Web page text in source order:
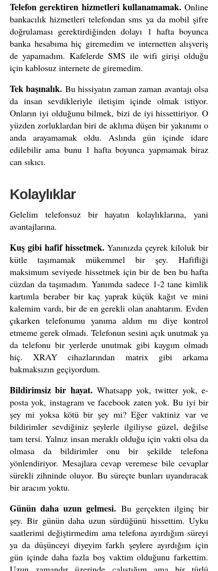
Telefon gerektiren hizmetleri kullanamamak. Online
bankacılık hizmetleri telefondan sms ya da mobil şifre
doğrulaması gerektirdiğinden dolayı 1 hafta boyunca
banka hesabıma hiç giremedim ve internetten alışveriş
de yapamadım. Kafelerde SMS ile wifi girişi olduğu
için kablosuz internete de giremedim.
Tek başınalık. Bu hissiyatın zaman zaman avantajı olsa
da insan sevdikleriyle iletişim içinde olmak istiyor.
Onların iyi olduğunu bilmek, bizi de iyi hissettiriyor. O
yüzden zorluklardan biri de aklıma düşen bir yakınımı o
anda arayamamak oldu. Aslında gün içinde idare
edilebilir ama bunu 1 hafta boyunca yapmamak biraz
can sıkıcı.
Kolaylıklar
Gelelim telefonsuz bir hayatın kolaylıklarına, yani
avantajlarına.
Kuş gibi hafif hissetmek. Yanınızda çeyrek kiloluk bir
kütle taşımamak mükemmel bir şey. Hafifliği
maksimum seviyede hissetmek için bir de ben bu hafta
cüzdan da taşımadım. Yanımda sadece 1-2 tane kimlik
kartımla beraber bir kaç yaprak küçük kağıt ve mini
kalemim vardı, bir de en gerekli olan anahtarım. Evden
çıkarken telefonumu yanıma aldım mı diye kontrol
etmeme gerek olmadı. Telefonun sesini açık unutmak ya
da telefonu bir yerlerde unutmak gibi kaygım olmadı
hiç. XRAY cihazlarından matrix gibi arkama
bakmaksızın geçiyordum.
Bildirimsiz bir hayat.Whatsapp yok, twitter yok, e-
posta yok, instagram ve facebook zaten yok. Bu iyi bir
şey mi yoksa kötü bir şey mi? Eğer vaktiniz var ve
bildirimler sevdiğiniz şeylerle ilgiliyse güzel, değilse
tam tersi. Yalnız insan meraklı olduğu için vakti olsa da
olmasa da bildirimler onu bir şekilde telefona
yönlendiriyor. Mesajlara cevap veremese bile cevaplar
sürekli zihninde oluyor. Bu süreçte bunları uyandıracak
bir aracım yoktu.
Günün daha uzun gelmesi. Bu gerçekten ilginç bir
şey. Bir günün daha uzun sürdüğünü hissettim. Uyku
saatlerimi değiştirmedim ama telefona ayırdığım süreyi
ya da düşünceyi diyeyim farklı şeylere ayırdığım için
gün içinde daha fazla boş vaktim olduğunu farkettim.